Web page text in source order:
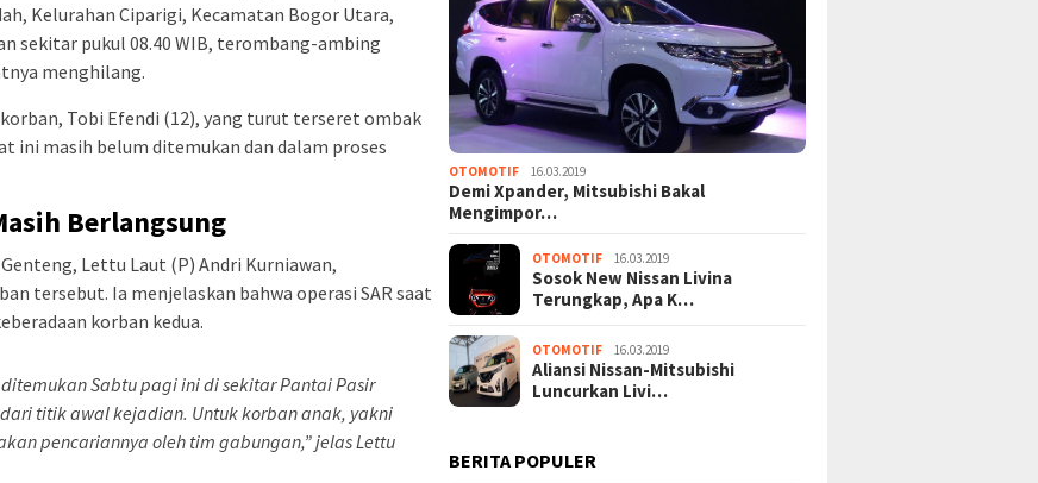
Kelurahan Ciparigi, Kecamatan Bogor Utara,
sekitar pukul 08.40 WIB, terombang-ambing
menghilang.
Tobi Efendi (12), yang turut terseret ombak
ini masih belum ditemukan dan dalam proses
Berlangsung
Lettu Laut (P) Andri Kurniawan,
tersebut. Ia menjelaskan bahwa operasi SAR saat
korban kedua.
Sabtu pagi ini di sekitar Pantai Pasir
titik awal kejadian. Untuk korban anak, yakni
pencariannya oleh tim gabungan,” jelas Lettu
OTOMOTIF 16.03.2019
Demi Xpander, Mitsubishi Bakal
Mengimpor…
OTOMOTIF 16.03.2019
Sosok New Nissan Livina
Terungkap, Apa K…
OTOMOTIF 16.03.2019
Aliansi Nissan-Mitsubishi
Luncurkan Livi…
BERITA POPULER